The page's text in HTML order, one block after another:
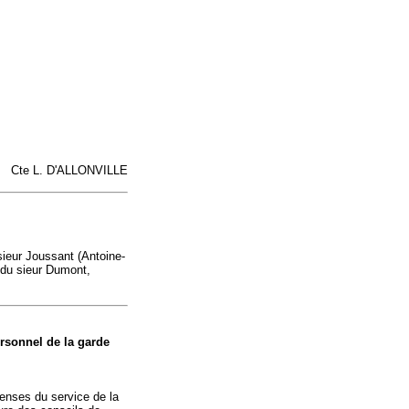
Cte L. D'ALLONVILLE
Joussant (Antoine-
sieur Dumont,
de la garde
du service de la